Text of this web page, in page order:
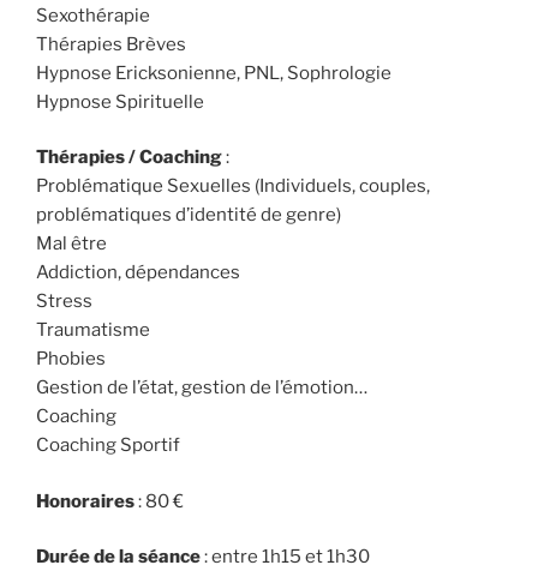
Sexothérapie
Thérapies Brèves
Hypnose Ericksonienne, PNL, Sophrologie
Hypnose Spirituelle
Thérapies / Coaching:
Problématique Sexuelles (Individuels, couples,
problématiques d’identité de genre)
Mal être
Addiction, dépendances
Stress
Traumatisme
Phobies
Gestion de l’état, gestion de l’émotion…
Coaching
Coaching Sportif
Honoraires: 80 €
Durée de la séance: entre 1h15 et 1h30